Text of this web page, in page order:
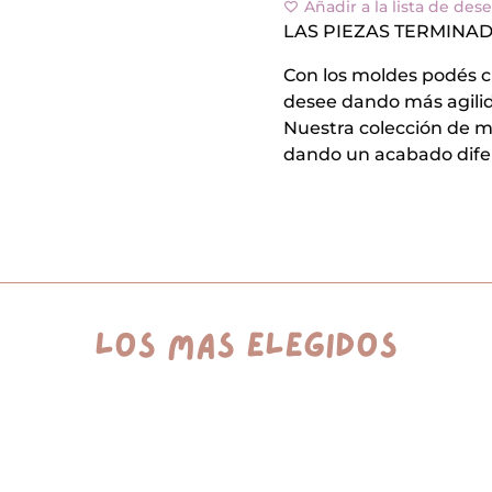
Corazon*
cantidad
Añadir a la lista de
LAS PIEZAS
Con los moldes podés
desee dando más
Nuestra colección de
dando un acabado
los más elegidos